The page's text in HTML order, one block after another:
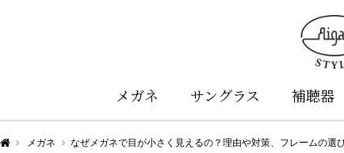
メガネ サングラス 補聴器
Aigan STYLE（メガネ・めがね）
メガネ なぜメガネで目が小さく見えるの？理由や対策、フレームの選